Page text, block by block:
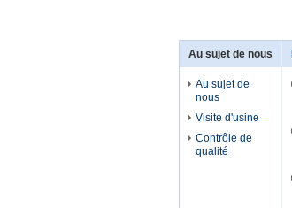
Au sujet de nous
Au sujet de
nous
Visite d'usine
Contrôle de
qualité